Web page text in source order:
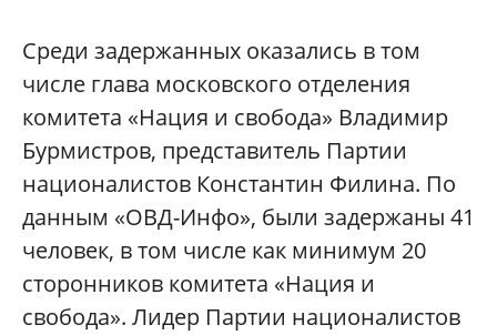
Среди задержанных оказались в том
числе глава московского отделения
комитета «Нация и свобода» Владимир
Бурмистров, представитель Партии
националистов Константин Филина. По
данным «ОВД-Инфо», были задержаны 41
человек, в том числе как минимум 20
сторонников комитета «Нация и
свобода». Лидер Партии националистов